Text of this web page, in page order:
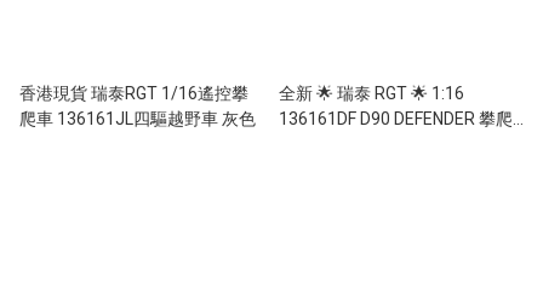
香港現貨 瑞泰RGT 1/16遙控攀
爬車 136161JL四驅越野車 灰色
全新 🌟 瑞泰 RGT 🌟 1:16
136161DF D90 DEFENDER 攀爬